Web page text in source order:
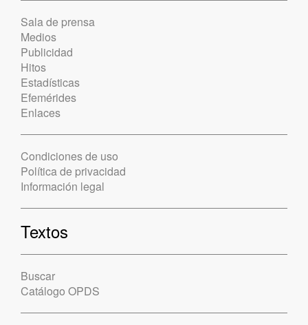
Sala de prensa
Medios
Publicidad
Hitos
Estadísticas
Efemérides
Enlaces
Condiciones de uso
Política de privacidad
Información legal
Textos
Buscar
Catálogo OPDS